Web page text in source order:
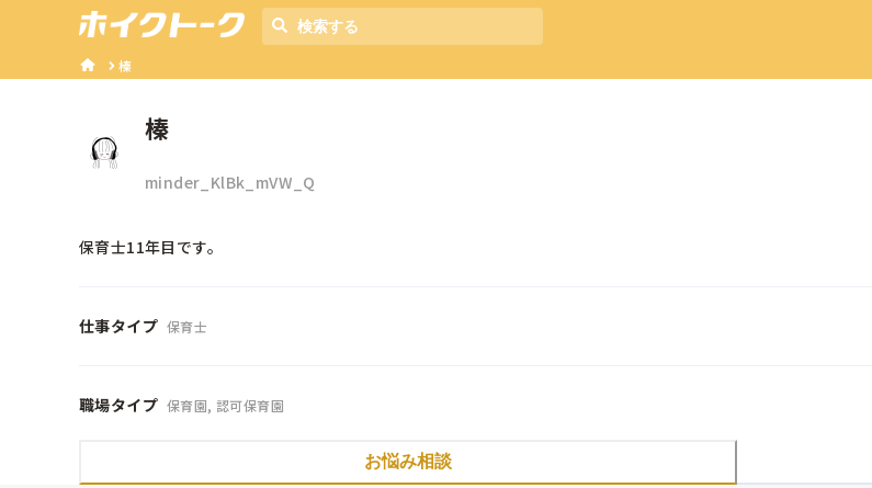
榛
榛
minder_KlBk_mVW_Q
保育士11年目です。
仕事タイプ 保育士
職場タイプ 保育園, 認可保育園
お悩み相談